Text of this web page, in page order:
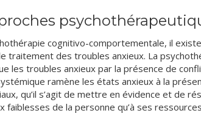
cognitivo-comportementale, il
traitement des troubles anxieux. La
les troubles anxieux par la présence de
ramène les états anxieux à la
qu’il s’agit de mettre en évidence et de
faiblesses de la personne qu’à ses